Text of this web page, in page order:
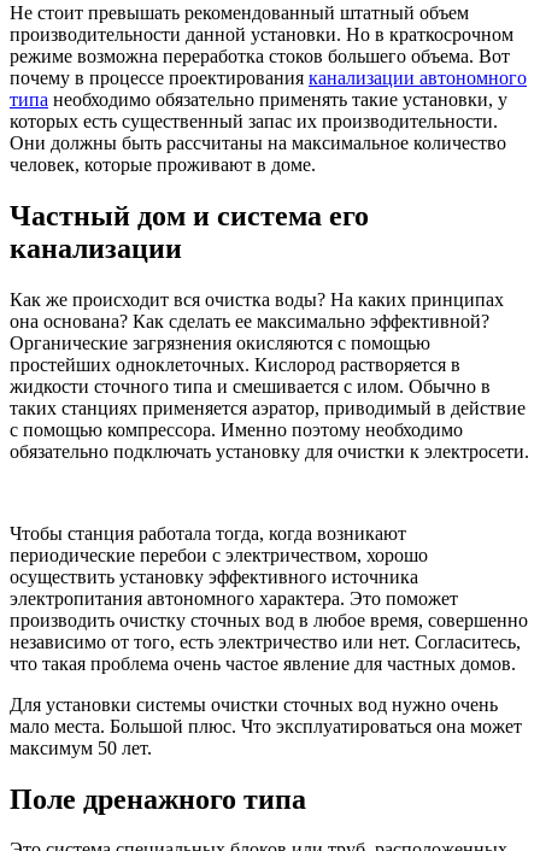
Не стоит превышать рекомендованный штатный объем
производительности данной установки. Но в краткосрочном
режиме возможна переработка стоков большего объема. Вот
почему в процессе проектирования канализации автономного
типа необходимо обязательно применять такие установки, у
которых есть существенный запас их производительности.
Они должны быть рассчитаны на максимальное количество
человек, которые проживают в доме.
Частный дом и система его
канализации
Как же происходит вся очистка воды? На каких принципах
она основана? Как сделать ее максимально эффективной?
Органические загрязнения окисляются с помощью
простейших одноклеточных. Кислород растворяется в
жидкости сточного типа и смешивается с илом. Обычно в
таких станциях применяется аэратор, приводимый в действие
с помощью компрессора. Именно поэтому необходимо
обязательно подключать установку для очистки к электросети.
Чтобы станция работала тогда, когда возникают
периодические перебои с электричеством, хорошо
осуществить установку эффективного источника
электропитания автономного характера. Это поможет
производить очистку сточных вод в любое время, совершенно
независимо от того, есть электричество или нет. Согласитесь,
что такая проблема очень частое явление для частных домов.
Для установки системы очистки сточных вод нужно очень
мало места. Большой плюс. Что эксплуатироваться она может
максимум 50 лет.
Поле дренажного типа